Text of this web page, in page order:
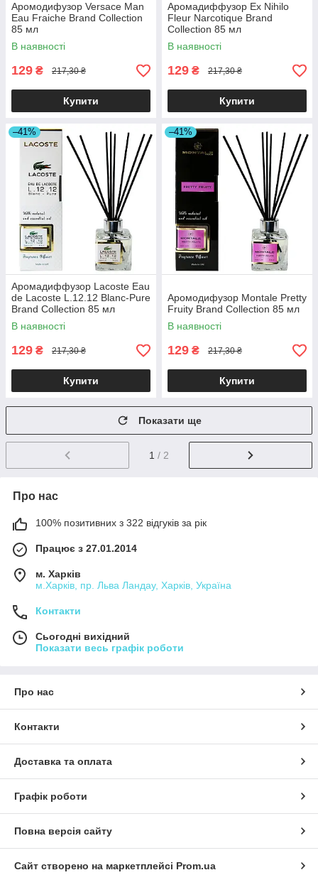
Аромодифузор Versace Man
Eau Fraiche Brand Collection
85 мл
В наявності
129 ₴ 217,30 ₴
Купити
Аромадиффузор Ex Nihilo
Fleur Narcotique Brand
Collection 85 мл
В наявності
129 ₴ 217,30 ₴
Купити
–41%
Аромадиффузор Lacoste Eau
de Lacoste L.12.12 Blanc-Pure
Brand Collection 85 мл
В наявності
129 ₴ 217,30 ₴
Купити
–41%
Аромодифузор Montale Pretty
Fruity Brand Collection 85 мл
В наявності
129 ₴ 217,30 ₴
Купити
Показати ще
1 / 2
Про нас
100% позитивних з 322 відгуків за рік
Працює з 27.01.2014
м. Харків
м.Харків, пр. Льва Ландау, Харків, Україна
Контакти
Сьогодні вихідний
Показати весь графік роботи
Про нас
Контакти
Доставка та оплата
Графік роботи
Повна версія сайту
Сайт створено на маркетплейсі Prom.ua